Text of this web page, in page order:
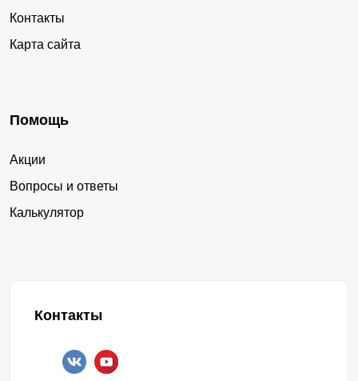
Контакты
Карта сайта
Помощь
Акции
Вопросы и ответы
Калькулятор
Контакты